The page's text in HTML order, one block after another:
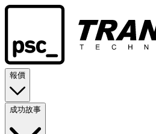
報價
成功故事